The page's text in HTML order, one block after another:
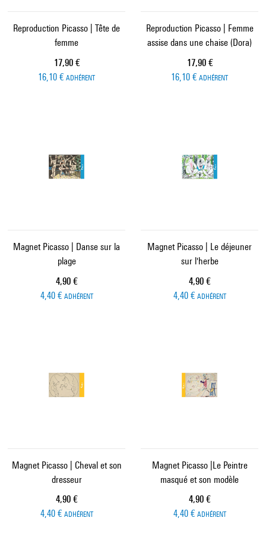
Reproduction Picasso | Tête de
femme
Prix ​​actuel
17,90 €
16,10 € ADHÉRENT
Reproduction Picasso | Femme
assise dans une chaise (Dora)
Prix ​​actuel
17,90 €
16,10 € ADHÉRENT
Magnet Picasso | Danse sur la
plage
Prix ​​actuel
4,90 €
4,40 € ADHÉRENT
Magnet Picasso | Le déjeuner
sur l'herbe
Prix ​​actuel
4,90 €
4,40 € ADHÉRENT
Magnet Picasso | Cheval et son
dresseur
Prix ​​actuel
4,90 €
4,40 € ADHÉRENT
Magnet Picasso |Le Peintre
masqué et son modèle
Prix ​​actuel
4,90 €
4,40 € ADHÉRENT